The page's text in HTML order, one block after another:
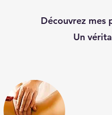
Découvrez mes
Un